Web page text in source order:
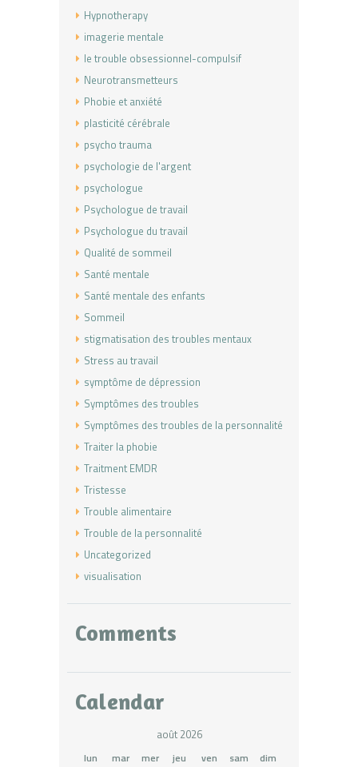
Hypnotherapy
imagerie mentale
le trouble obsessionnel-compulsif
Neurotransmetteurs
Phobie et anxiété
plasticité cérébrale
psycho trauma
psychologie de l'argent
psychologue
Psychologue de travail
Psychologue du travail
Qualité de sommeil
Santé mentale
Santé mentale des enfants
Sommeil
stigmatisation des troubles mentaux
Stress au travail
symptôme de dépression
Symptômes des troubles
Symptômes des troubles de la personnalité
Traiter la phobie
Traitment EMDR
Tristesse
Trouble alimentaire
Trouble de la personnalité
Uncategorized
visualisation
Comments
Calendar
août 2026
lun mar mer jeu ven sam
dim